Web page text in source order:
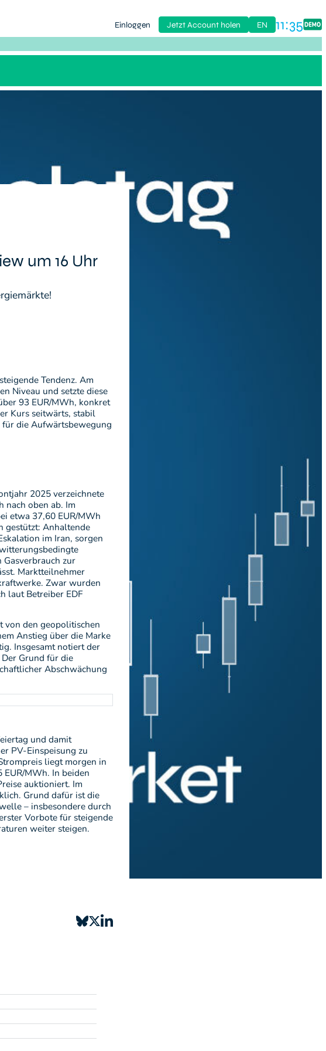
Einloggen Jetzt Account holen EN 11:35
um 16 Uhr
Tendenz. Am
Niveau und setzte diese
93 EUR/MWh, konkret
Kurs seitwärts, stabil
die Aufwärtsbewegung
2025 verzeichnete
nach oben ab. Im
etwa 37,60 EUR/MWh
gestützt: Anhaltende
im Iran, sorgen
zur
Marktteilnehmer
Zwar wurden
laut Betreiber EDF
von den geopolitischen
Anstieg über die Marke
Insgesamt notiert der
Grund für die
Abschwächung
und damit
PV-Einspeisung zu
liegt morgen in
MWh. In beiden
auktioniert. Im
Grund dafür ist die
– insbesondere durch
Vorbote für steigende
weiter steigen.